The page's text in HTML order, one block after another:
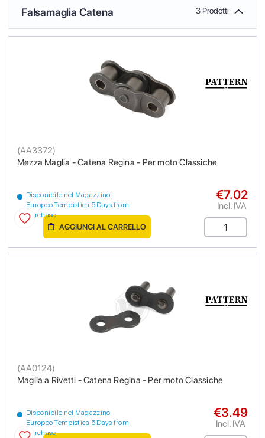
Falsamaglia Catena 3 Prodotti
Mezza Maglia - Catena Regina - Per moto Classiche
(AA3372)
Disponibile nel Magazzino
Europeo Tempistica 5 Days from
purchase
€7.02
Incl. IVA
AGGIUNGI AL CARRELLO
Maglia a Rivetti - Catena Regina - Per moto Classiche
(AA0124)
Disponibile nel Magazzino
Europeo Tempistica 5 Days from
purchase
€3.49
Incl. IVA